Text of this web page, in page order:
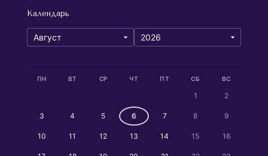
Календарь
ПН ВТ СР ЧТ ПТ СБ ВС
1 2
3 4 5 6 7 8 9
10 11 12 13 14 15 16